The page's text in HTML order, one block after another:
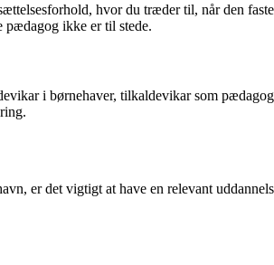
hvor du træder til, når den
pædagog ikke er til stede.
i børnehaver, tilkaldevikar som
er det vigtigt at have en relevant